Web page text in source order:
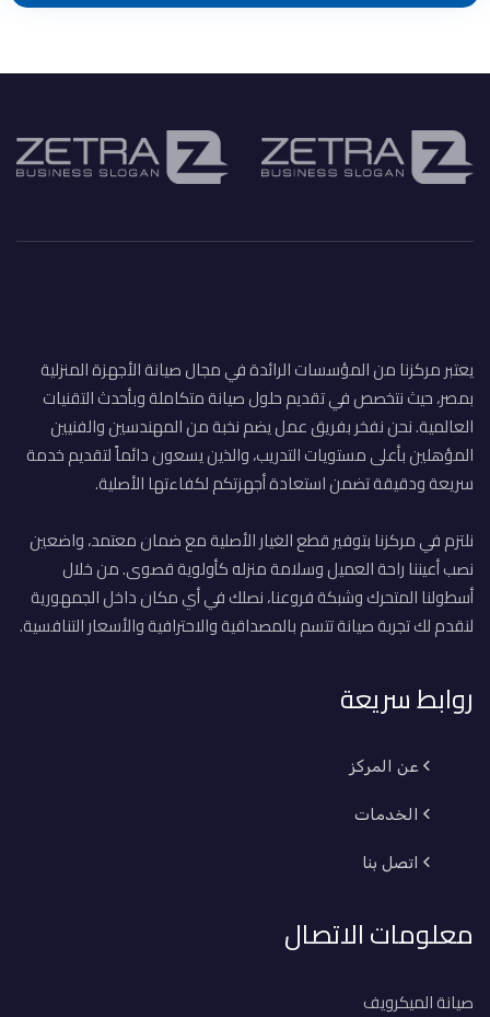
يعتبر مركزنا من المؤسسات الرائدة في مجال صيانة الأجهزة المنزلية
بمصر، حيث نتخصص في تقديم حلول صيانة متكاملة وبأحدث التقنيات
العالمية. نحن نفخر بفريق عمل يضم نخبة من المهندسين والفنيين
المؤهلين بأعلى مستويات التدريب، والذين يسعون دائماً لتقديم خدمة
سريعة ودقيقة تضمن استعادة أجهزتكم لكفاءتها الأصلية.
نلتزم في مركزنا بتوفير قطع الغيار الأصلية مع ضمان معتمد، واضعين
نصب أعيننا راحة العميل وسلامة منزله كأولوية قصوى. من خلال
أسطولنا المتحرك وشبكة فروعنا، نصلك في أي مكان داخل الجمهورية
لنقدم لك تجربة صيانة تتسم بالمصداقية والاحترافية والأسعار التنافسية.
روابط سريعة
عن المركز
الخدمات
اتصل بنا
معلومات الاتصال
صيانة الميكرويف